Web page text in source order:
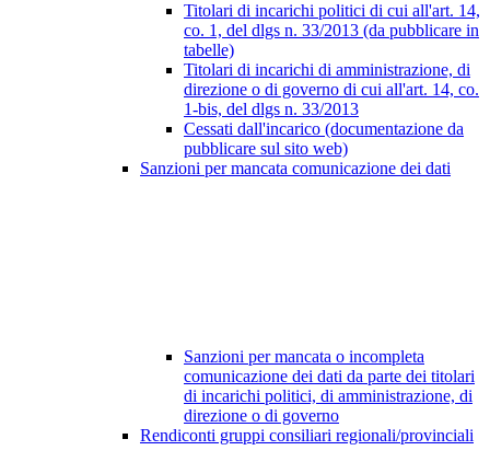
Titolari di incarichi politici di cui all'art. 14,
co. 1, del dlgs n. 33/2013 (da pubblicare in
tabelle)
Titolari di incarichi di amministrazione, di
direzione o di governo di cui all'art. 14, co.
1-bis, del dlgs n. 33/2013
Cessati dall'incarico (documentazione da
pubblicare sul sito web)
Sanzioni per mancata comunicazione dei dati
Sanzioni per mancata o incompleta
comunicazione dei dati da parte dei titolari
di incarichi politici, di amministrazione, di
direzione o di governo
Rendiconti gruppi consiliari regionali/provinciali